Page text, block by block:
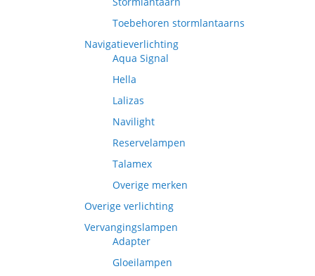
Toebehoren stormlantaarns
Navigatieverlichting
Aqua Signal
Hella
Lalizas
Navilight
Reservelampen
Talamex
Overige merken
Overige verlichting
Vervangingslampen
Adapter
Gloeilampen